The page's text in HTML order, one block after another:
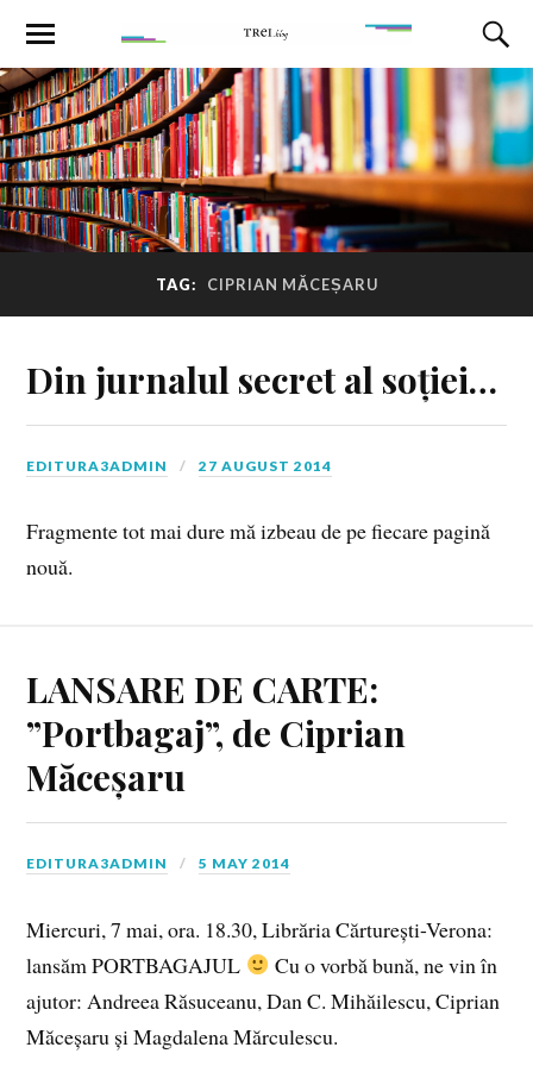
TAG: CIPRIAN MĂCEȘARU
Din jurnalul secret al soției…
EDITURA3ADMIN 27 AUGUST 2014
Fragmente tot mai dure mă izbeau de pe fiecare pagină
nouă.
LANSARE DE CARTE:
”Portbagaj”, de Ciprian
Măceșaru
EDITURA3ADMIN 5 MAY 2014
Miercuri, 7 mai, ora. 18.30, Librăria Cărturești-Verona:
lansăm PORTBAGAJUL
Cu o vorbă bună, ne vin în
ajutor: Andreea Răsuceanu, Dan C. Mihăilescu, Ciprian
Măceșaru și Magdalena Mărculescu.